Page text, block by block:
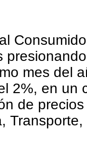
mes del
2%, en un
de